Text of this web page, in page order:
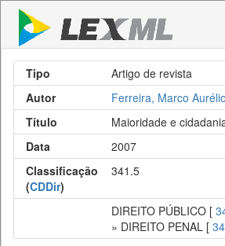
Tipo
Artigo de revista
Autor
Ferreira, Marco
Título
Maioridade e
Data
2007
Classificação
(CDDir)
341.5
DIREITO PÚBLICO [
» DIREITO PENAL [